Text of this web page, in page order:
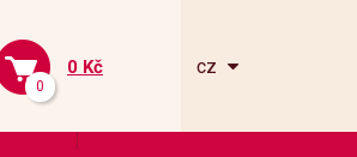
0
0 Kč cz